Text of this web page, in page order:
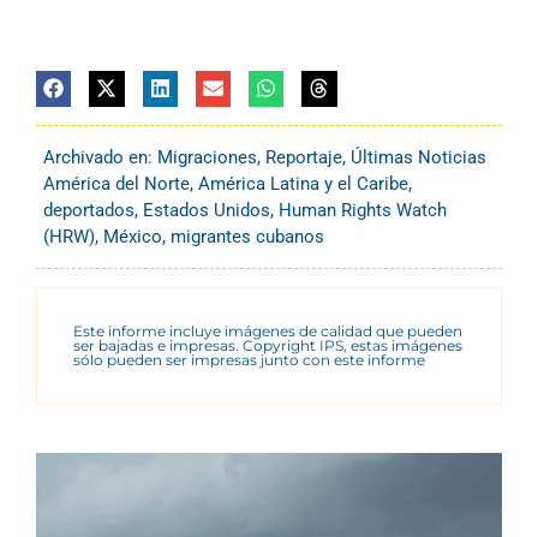
Archivado en: Migraciones, Reportaje, Últimas Noticias
América del Norte, América Latina y el Caribe,
deportados, Estados Unidos, Human Rights Watch
(HRW), México, migrantes cubanos
Este informe incluye imágenes de calidad que pueden
ser bajadas e impresas. Copyright IPS, estas imágenes
sólo pueden ser impresas junto con este informe